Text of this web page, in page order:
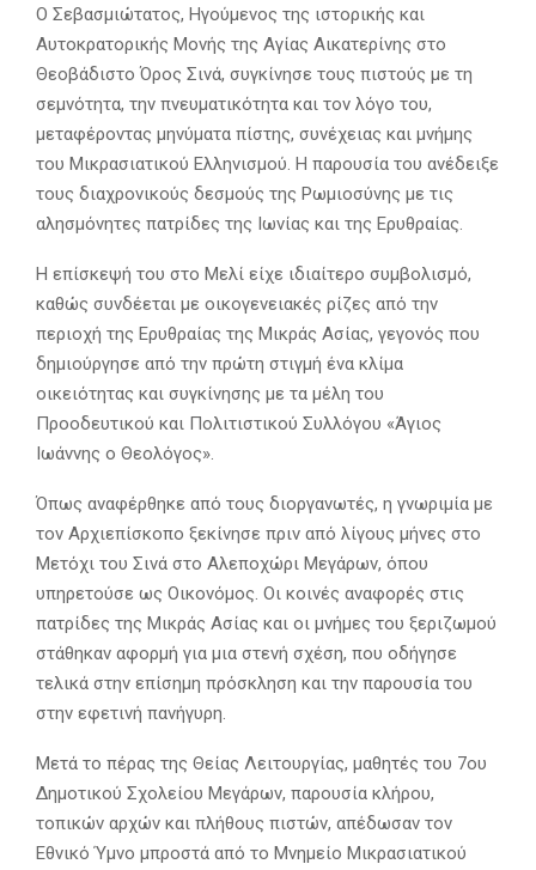
Ο Σεβασμιώτατος, Ηγούμενος της ιστορικής και
Αυτοκρατορικής Μονής της Αγίας Αικατερίνης στο
Θεοβάδιστο Όρος Σινά, συγκίνησε τους πιστούς με τη
σεμνότητα, την πνευματικότητα και τον λόγο του,
μεταφέροντας μηνύματα πίστης, συνέχειας και μνήμης
του Μικρασιατικού Ελληνισμού. Η παρουσία του ανέδειξε
τους διαχρονικούς δεσμούς της Ρωμιοσύνης με τις
αλησμόνητες πατρίδες της Ιωνίας και της Ερυθραίας.
Η επίσκεψή του στο Μελί είχε ιδιαίτερο συμβολισμό,
καθώς συνδέεται με οικογενειακές ρίζες από την
περιοχή της Ερυθραίας της Μικράς Ασίας, γεγονός που
δημιούργησε από την πρώτη στιγμή ένα κλίμα
οικειότητας και συγκίνησης με τα μέλη του
Προοδευτικού και Πολιτιστικού Συλλόγου «Άγιος
Ιωάννης ο Θεολόγος».
Όπως αναφέρθηκε από τους διοργανωτές, η γνωριμία με
τον Αρχιεπίσκοπο ξεκίνησε πριν από λίγους μήνες στο
Μετόχι του Σινά στο Αλεποχώρι Μεγάρων, όπου
υπηρετούσε ως Οικονόμος. Οι κοινές αναφορές στις
πατρίδες της Μικράς Ασίας και οι μνήμες του ξεριζωμού
στάθηκαν αφορμή για μια στενή σχέση, που οδήγησε
τελικά στην επίσημη πρόσκληση και την παρουσία του
στην εφετινή πανήγυρη.
Μετά το πέρας της Θείας Λειτουργίας, μαθητές του 7ου
Δημοτικού Σχολείου Μεγάρων, παρουσία κλήρου,
τοπικών αρχών και πλήθους πιστών, απέδωσαν τον
Εθνικό Ύμνο μπροστά από το Μνημείο Μικρασιατικού